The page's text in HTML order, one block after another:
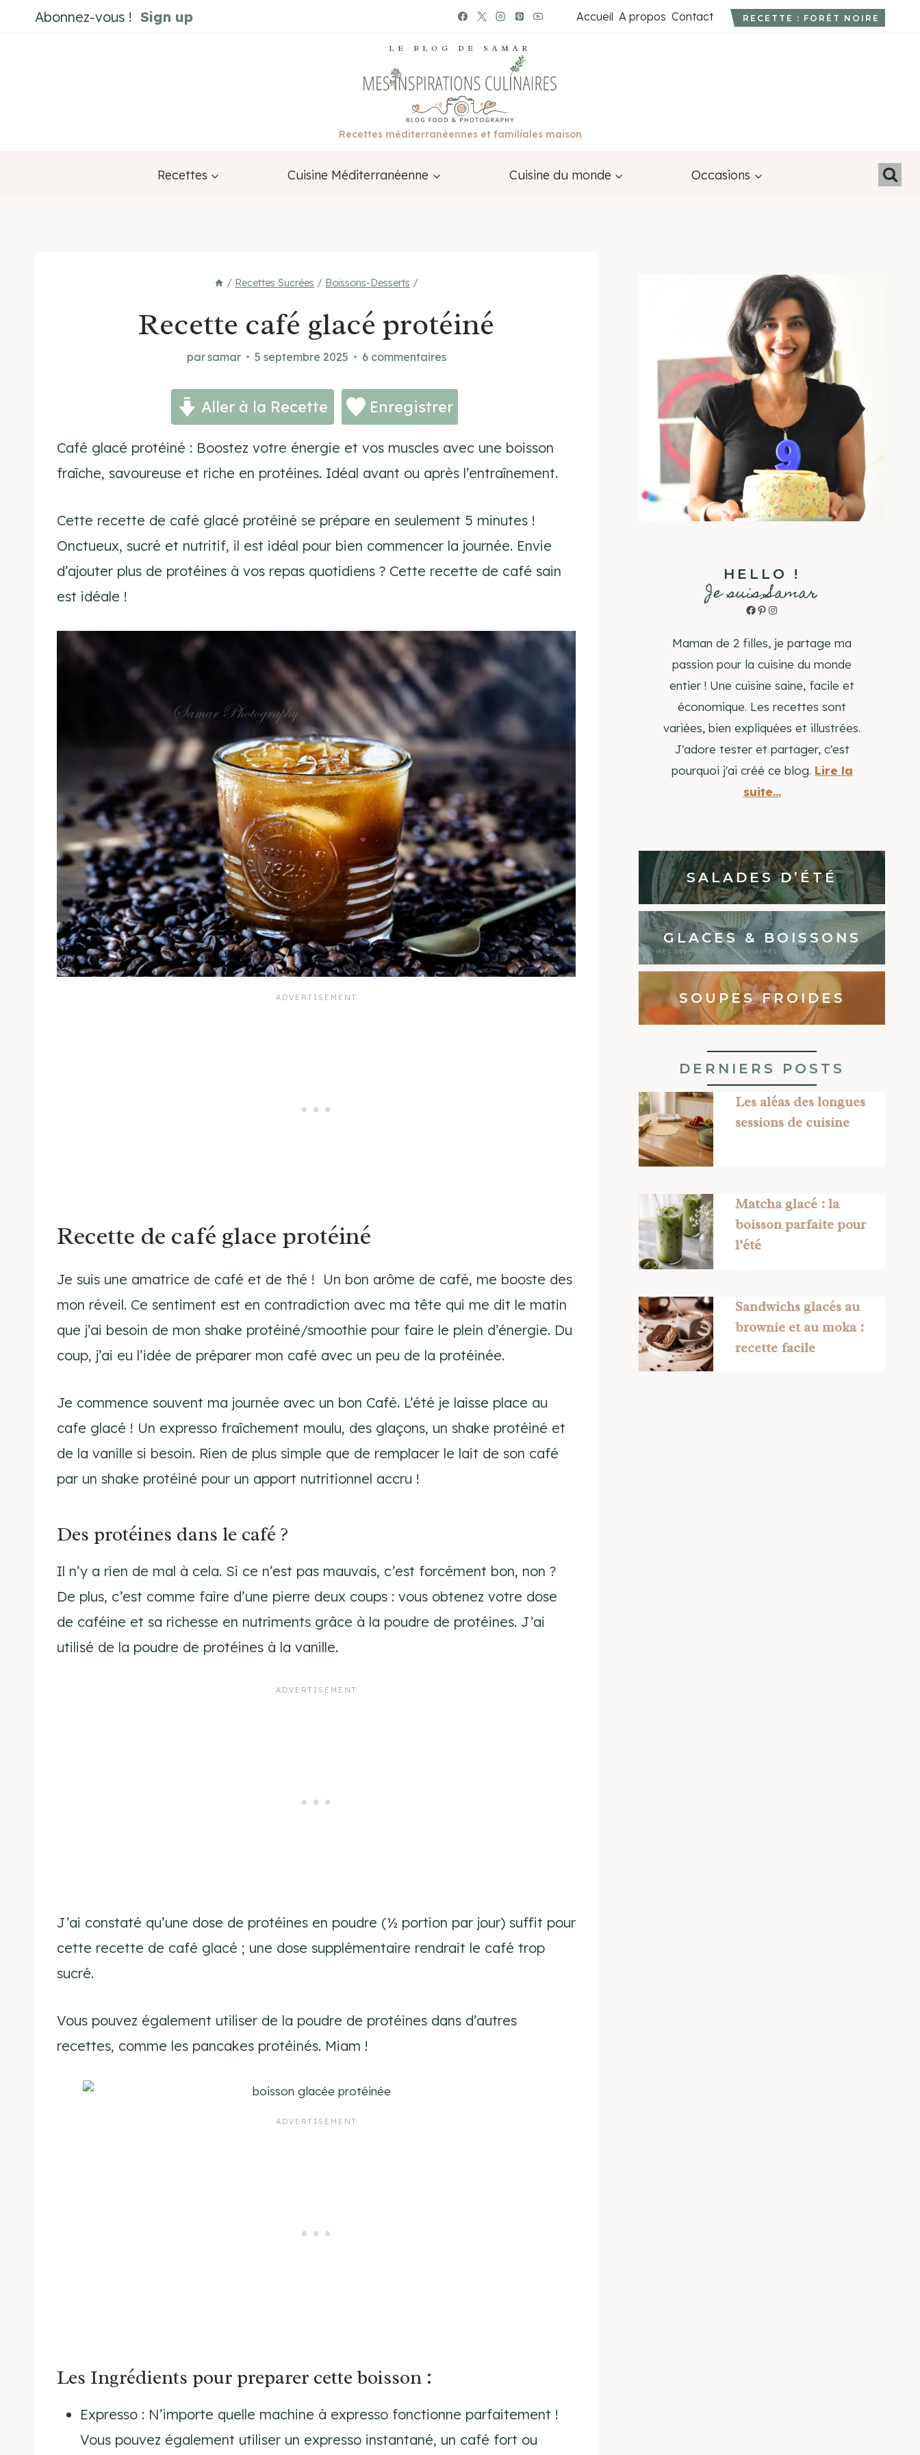
au
Abonnez-vous ! Sign up Accueil A propos Contact RECETTE : FORÊT NOIRE
LE BLOG DE SAMAR
Recettes méditerranéennes et familiales maison
Recettes Cuisine Méditerranéenne Cuisine du monde Occasions
/ Recettes Sucrées / Boissons-Desserts /
Recette café glacé protéiné
parsamar 5 septembre 2025 6 commentaires
Aller à la Recette Enregistrer
Café glacé protéiné : Boostez votre énergie et vos muscles avec une boisson
fraîche, savoureuse et riche en protéines. Idéal avant ou après l’entraînement.
Cette recette de café glacé protéiné se prépare en seulement 5 minutes !
Onctueux, sucré et nutritif, il est idéal pour bien commencer la journée. Envie
d’ajouter plus de protéines à vos repas quotidiens ? Cette recette de café sain
est idéale !
Recette de café glace protéiné
Je suis une amatrice de café et de thé ! Un bon arôme de café, me booste des
mon réveil. Ce sentiment est en contradiction avec ma tête qui me dit le matin
que j’ai besoin de mon shake protéiné/smoothie pour faire le plein d’énergie. Du
coup, j’ai eu l’idée de préparer mon café avec un peu de la protéinée.
Je commence souvent ma journée avec un bon Café. L’été je laisse place au
cafe glacé ! Un expresso fraîchement moulu, des glaçons, un shake protéiné et
de la vanille si besoin. Rien de plus simple que de remplacer le lait de son café
par un shake protéiné pour un apport nutritionnel accru !
Des protéines dans le café ?
Il n’y a rien de mal à cela. Si ce n’est pas mauvais, c’est forcément bon, non ?
De plus, c’est comme faire d’une pierre deux coups : vous obtenez votre dose
de caféine et sa richesse en nutriments grâce à la poudre de protéines. J’ai
utilisé de la poudre de protéines à la vanille.
J’ai constaté qu’une dose de protéines en poudre (½ portion par jour) suffit pour
cette recette de café glacé ; une dose supplémentaire rendrait le café trop
sucré.
Vous pouvez également utiliser de la poudre de protéines dans d’autres
recettes, comme les pancakes protéinés. Miam !
Les Ingrédients pour preparer cette boisson :
Expresso : N’importe quelle machine à expresso fonctionne parfaitement !
Vous pouvez également utiliser un expresso instantané, un café fort ou
HELLO !
Je suis Samar
Facebook
Pinterest
Instagram
Maman de 2 filles, je partage ma
passion pour la cuisine du monde
entier ! Une cuisine saine, facile et
économique. Les recettes sont
variées, bien expliquées et illustrées.
J'adore tester et partager, c'est
pourquoi j'ai créé ce blog. Lire la
suite...
SALADES D’ÉTÉ
GLACES & BOISSONS
SOUPES FROIDES
DERNIERS POSTS
Les aléas des longues
sessions de cuisine
Matcha glacé : la
boisson parfaite pour
l’été
Sandwichs glacés au
brownie et au moka :
recette facile